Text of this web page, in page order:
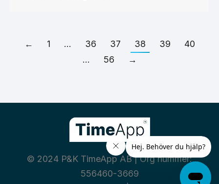
← 1 … 36 37 38 39
40
…
56 →
© 2024 P&K TimeApp AB | Org nummer:
556460-3669